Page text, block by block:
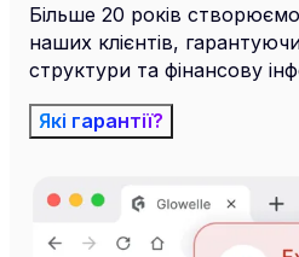
Більше 20 років
наших клієнтів,
структури та фінансову
Які гарантії?